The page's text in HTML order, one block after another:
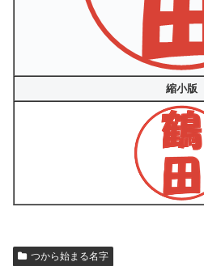
縮小版
つから始まる名字